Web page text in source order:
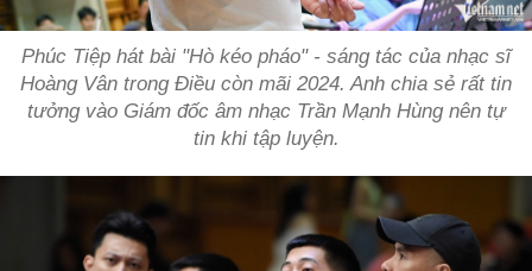
Phúc Tiệp hát bài "Hò kéo pháo" - sáng tác của nhạc sĩ
Hoàng Vân trong Điều còn mãi 2024. Anh chia sẻ rất tin
tưởng vào Giám đốc âm nhạc Trần Mạnh Hùng nên tự
tin khi tập luyện.